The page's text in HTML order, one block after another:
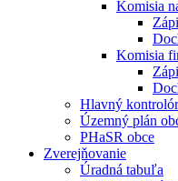
Komisia
Komisia
Hlavný
Územný plán
PHaSR obce
Zverejňovanie
Úradná tabuľa